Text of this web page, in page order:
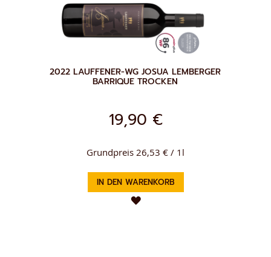
2022 LAUFFENER-WG JOSUA LEMBERGER
BARRIQUE TROCKEN
19,90 €
Grundpreis 26,53 € / 1l
IN DEN WARENKORB
ZUR